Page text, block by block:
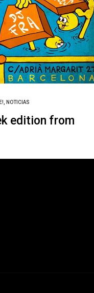
NOTICIAS
edition from